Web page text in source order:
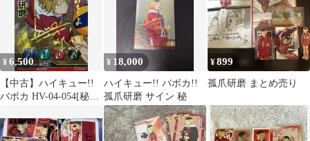
¥6,500
【中古】ハイキュー!!
バボカ HV-04-054[秘バ
金箔押しサイン入り)
¥ 18,000
ハイキュー!! バボカ!!
孤爪研磨 サイン 秘
¥899
孤爪研磨 まとめ売り